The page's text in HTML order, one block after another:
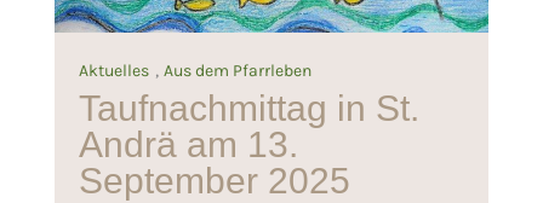
Aktuelles , Aus dem Pfarrleben
Taufnachmittag in St.
Andrä am 13.
September 2025